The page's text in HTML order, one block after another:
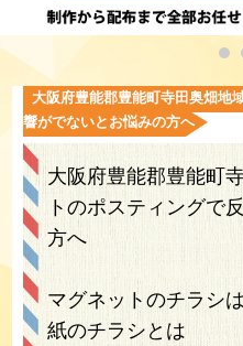
大阪府豊能郡豊能町寺田奥畑地
響がでないとお悩みの方へ
大阪府豊能郡豊能町
トのポスティングで
方へ
マグネットのチラシ
紙のチラシとは